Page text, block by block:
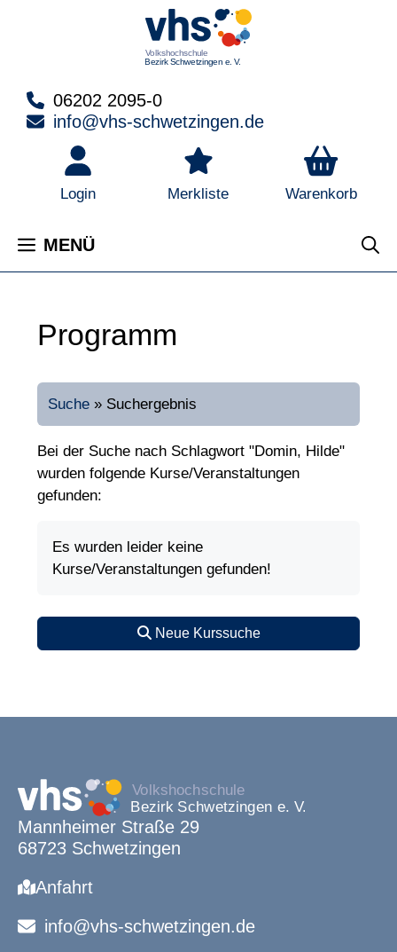
06202 2095-0
info@vhs-schwetzingen.de
Login Merkliste Warenkorb
MENÜ
Programm
Suche » Suchergebnis
Bei der Suche nach Schlagwort "Domin, Hilde"
wurden folgende Kurse/Veranstaltungen
gefunden:
Es wurden leider keine
Kurse/Veranstaltungen gefunden!
Neue Kurssuche
Mannheimer Straße 29
68723 Schwetzingen
Anfahrt
info@vhs-schwetzingen.de